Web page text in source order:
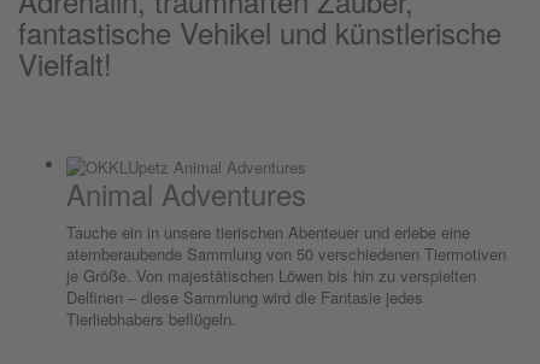
fantastische Vehikel und künstlerische
Vielfalt!
Animal Adventures
Tauche ein in unsere tierischen Abenteuer und erlebe eine
atemberaubende Sammlung von 50 verschiedenen Tiermotiven
je Größe. Von majestätischen Löwen bis hin zu verspielten
Delfinen – diese Sammlung wird die Fantasie jedes
Tierliebhabers beflügeln.